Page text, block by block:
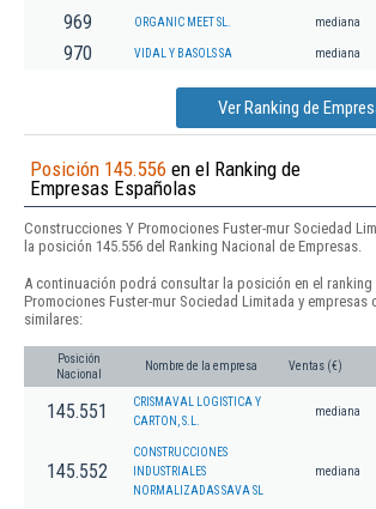
969 ORGANIC MEET SL. mediana
970 VIDAL Y BASOLS SA mediana
Ver Ranking de
Posición 145.556 en el Ranking de
Empresas Españolas
Construcciones Y Promociones Fuster-mur Sociedad
la posición 145.556 del Ranking Nacional de Empresas.
A continuación podrá consultar la posición en el
Promociones Fuster-mur Sociedad Limitada y empresas
similares:
Posición
Nacional
Nombre de la empresa Ventas (€)
145.551
CRISMAVAL LOGISTICA Y
CARTON, S.L.
mediana
145.552
CONSTRUCCIONES
INDUSTRIALES
NORMALIZADAS SAVA SL
mediana